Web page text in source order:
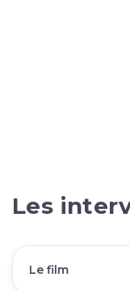
Les
Le film